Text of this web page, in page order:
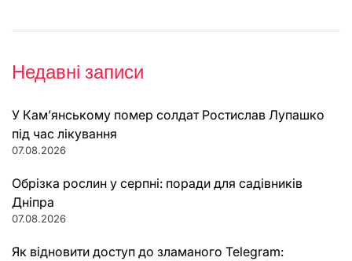
Недавні записи
У Кам’янському помер солдат Ростислав Лупашко
під час лікування
07.08.2026
Обрізка рослин у серпні: поради для садівників
Дніпра
07.08.2026
Як відновити доступ до зламаного Telegram: